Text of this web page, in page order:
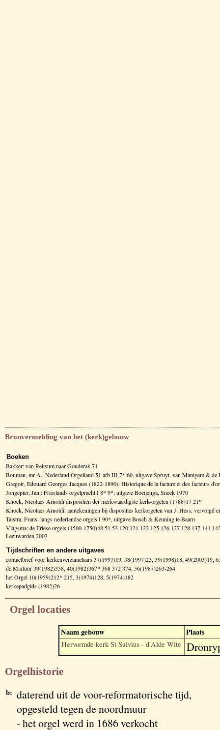
Bronvermelding van het (kerk)gebouw
Boeken
Bakker: van Reitsum naar Gouderak 71
Bouman, mr A.: Nederland Orgelland 51 afb III-7* 60, uitgave Spruyt, van Mantgem & de
Gregoir, Edouard Georges Jacques (1822-1890): Historique de la facture et des facteurs
Jongepier, Jan:: Frieslands orgelpracht I 8* 9*; uitgave Boeijenga, Sneek 1970
Knock, Nicolaes Arnoldi dispositien der merkwaardigste kerk-orgelen (1788)17 21*
Knock, Nicolaes Arnoldi: aantekeningen bij disposities kerkorgelen van J. Hess,
Talstra, Frans: langs nederlandse orgels I 90*, uitgave Bosch & Keuning te Baarn
Vlagsma: de Friese orgels (1500-1750)48 51 53 120 121 122 125 126 127 128 137 141
Leeuwarden 2003
Tijdschriften en andere uitgaves
contactbrief voor kerkenverzamelaars 37(1997)19, 38(1997)23, 39(1998)18, 49(2003)19,
de Mixtuur 39(1982)358, 40(1982)367* 368 372 374, 56(1987)263-264
het Orgel 10(1959)212* 215, 3(1974)128, 5(1974)182
kerkepadgids (1982)26
Orgel locaties
Naam gebouw Plaats
Hervormde kerk St Salvius - d'Alde Wite
Orgelhistorie
b: daterend uit de voor-reformatorische tijd,
opgesteld tegen de noordmuur
- het orgel werd in 1686 verkocht